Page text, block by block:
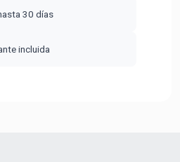
30 días
incluida